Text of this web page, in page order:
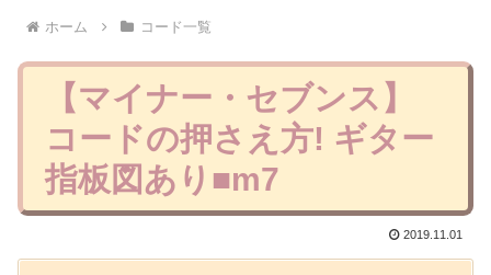
ホーム コード一覧
【マイナー・セブンス】
コードの押さえ方! ギター
指板図あり■m7
2019.11.01